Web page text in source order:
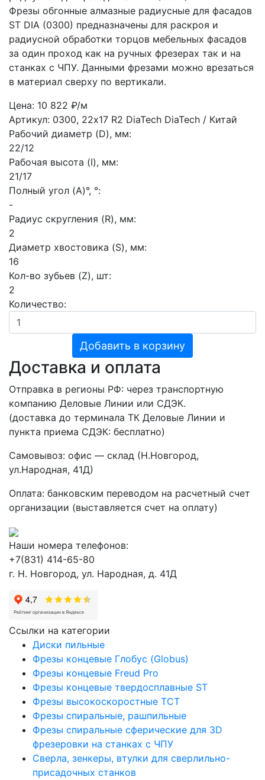
Фрезы обгонные алмазные радиусные для фасадов
ST DIA (0300) предназначены для раскроя и
радиусной обработки торцов мебельных фасадов
за один проход как на ручных фрезерах так и на
станках с ЧПУ. Данными фрезами можно врезаться
в материал сверху по вертикали.
Цена: 10 822 ₽/м
Артикул: 0300, 22х17 R2 DiaTech DiaTech / Китай
Рабочий диаметр (D), мм:
22/12
Рабочая высота (I), мм:
21/17
Полный угол (A)°, °:
-
Радиус скругления (R), мм:
2
Диаметр хвостовика (S), мм:
16
Кол-во зубьев (Z), шт:
2
Количество:
Добавить в корзину
Доставка и оплата
Отправка в регионы РФ: через транспортную
компанию Деловые Линии или СДЭК.
(доставка до терминала ТК Деловые Линии и
пункта приема СДЭК: бесплатно)
Самовывоз: офис — склад (Н.Новгород,
ул.Народная, 41Д)
Оплата: банковским переводом на расчетный счет
организации (выставляется счет на оплату)
Наши номера телефонов:
+7(831) 414-65-80
г. Н. Новгород, ул. Народная, д. 41Д
Ссылки на категории
Диски пильные
Фрезы концевые Глобус (Globus)
Фрезы концевые Freud Pro
Фрезы концевые твердосплавные ST
Фрезы высокоскоростные ТСТ
Фрезы спиральные, рашпильные
Фрезы спиральные сферические для 3D
фрезеровки на станках с ЧПУ
Сверла, зенкеры, втулки для сверлильно-
присадочных станков